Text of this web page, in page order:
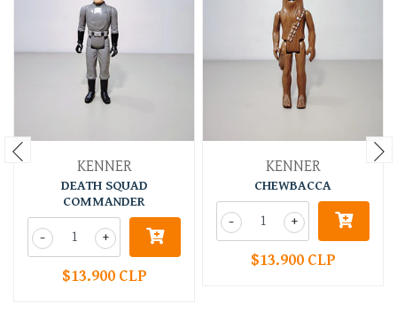
KENNER
DEATH SQUAD
COMMANDER
+
-
$13.900 CLP
KENNER
CHEWBACCA
+
-
$13.900 CLP